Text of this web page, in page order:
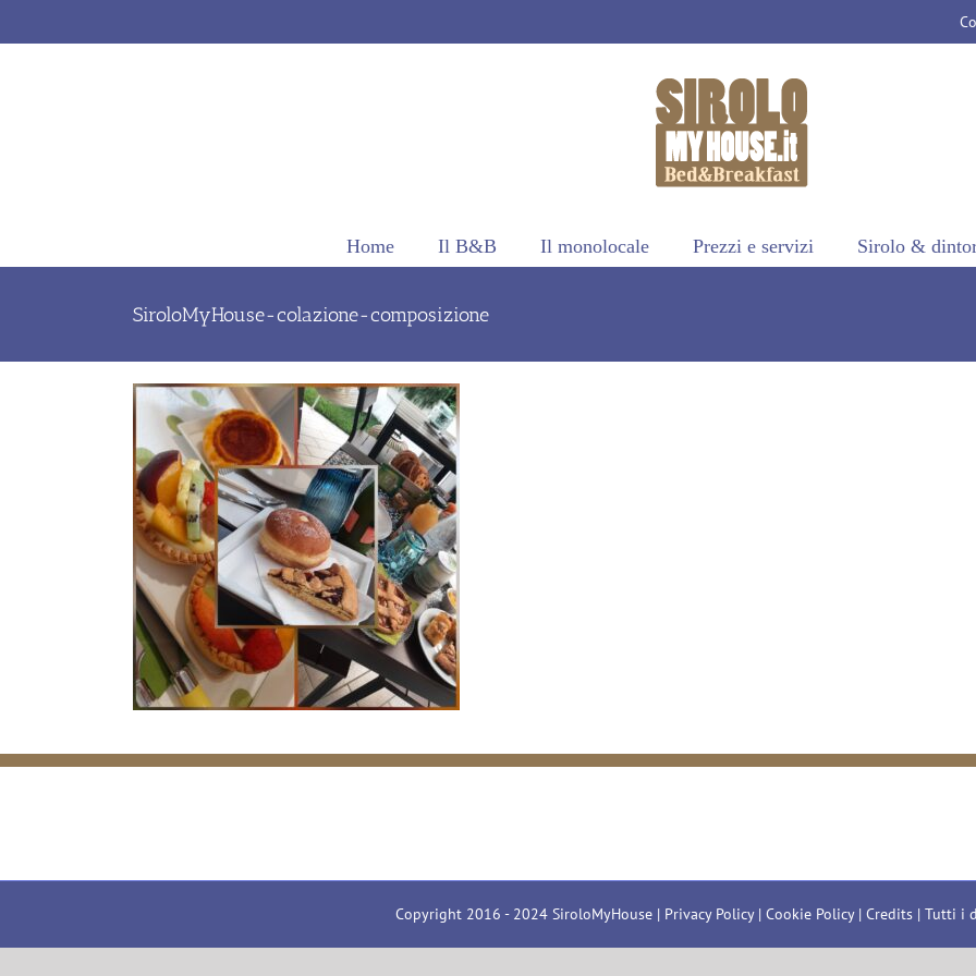
al
Home Il B&B Il monolocale Prezzi e servizi Sirolo &
SiroloMyHouse-colazione-composizione
Copyright 2016 - 2024 SiroloMyHouse | Privacy Policy| Cookie Policy| Credits| Tutti i